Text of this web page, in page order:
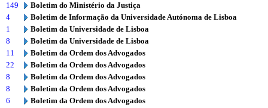
149
Boletim do Ministério da Justiça
4
Boletim de Informação da Universidade Autónoma de Lisboa
1
Boletim da Universidade de Lisboa
8
Boletim da Universidade de Lisboa
11
Boletim da Ordem dos Advogados
22
Boletim da Ordem dos Advogados
8
Boletim da Ordem dos Advogados
8
Boletim da Ordem dos Advogados
6
Boletim da Ordem dos Advogados